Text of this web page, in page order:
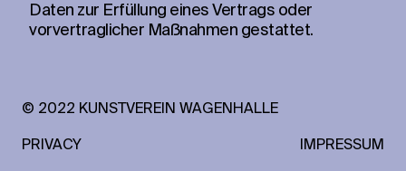
Daten zur Erfüllung eines Vertrags oder
vorvertraglicher Maßnahmen gestattet.
© 2022 KUNSTVEREIN WAGENHALLE
PRIVACY IMPRESSUM